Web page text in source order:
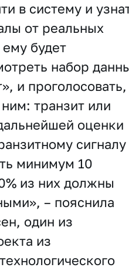
в систему и
от реальных
будет
набор
и проголосовать,
транзит или
оценки
сигналу
минимум 10
из них должны
– пояснила
один из
из